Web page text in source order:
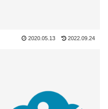
2020.05.13 2022.09.24